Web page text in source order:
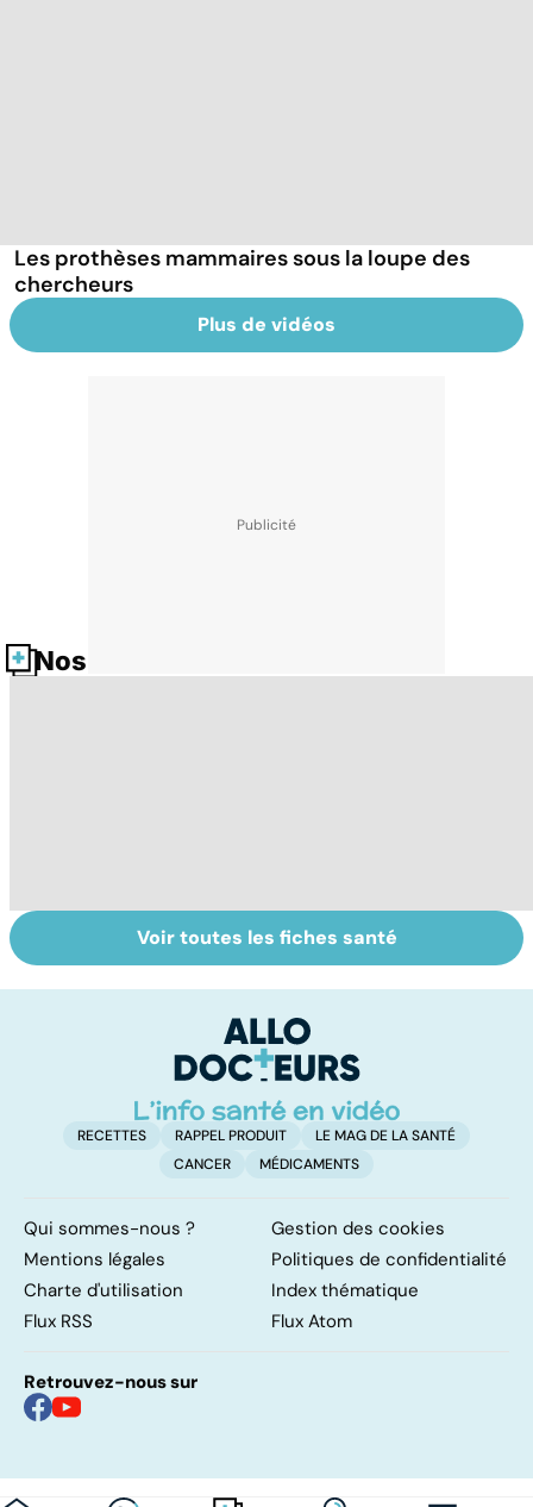
Les prothèses mammaires sous la loupe des
chercheurs
Plus de vidéos
Nos fiches santé
Tout savoir sur
les infections
Inflammation des
amygdales : que
d'angine ?
Voir toutes les fiches santé
RECETTES RAPPEL PRODUIT
LE MAG DE LA SANTÉ
CANCER
MÉDICAMENTS
Qui sommes-nous ?
Gestion des cookies
Mentions légales
Politiques de confidentialité
Charte d'utilisation
Index thématique
Flux RSS
Flux Atom
Retrouvez-nous sur